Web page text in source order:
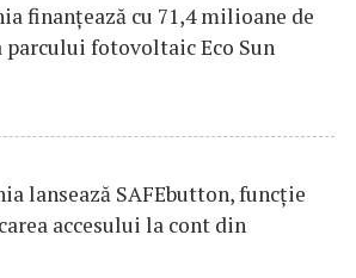
finanțează cu 71,4 milioane de
parcului fotovoltaic Eco Sun
lansează SAFEbutton, funcţie
accesului la cont din